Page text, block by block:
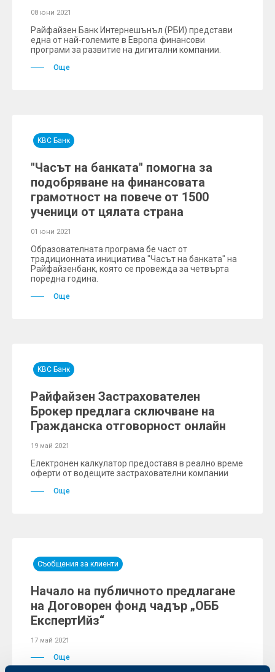
08 юни 2021
Райфайзен Банк Интернешънъл (РБИ) представи
една от най-големите в Европа финансови
програми за развитие на дигитални компании.
Още
KBC Банк
"Часът на банката" помогна за
подобряване на финансовата
грамотност на повече от 1500
ученици от цялата страна
01 юни 2021
Образователната програма бе част от
традиционната инициатива "Часът на банката" на
Райфайзенбанк, която се провежда за четвърта
поредна година.
Още
KBC Банк
Райфайзен Застрахователен
Брокер предлага сключване на
Гражданска отговорност онлайн
19 май 2021
Електронен калкулатор предоставя в реално време
оферти от водещите застрахователни компании
Още
Съобщения за клиенти
Начало на публичното предлагане
на Договорен фонд чадър „ОББ
ЕкспертИйз“
17 май 2021
Още